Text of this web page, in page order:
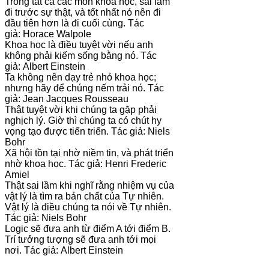
đi trước sự thật, và tốt nhất nó nên đi
đầu tiên hơn là đi cuối cùng. Tác
giả: Horace Walpole
Khoa học là điều tuyệt vời nếu anh
không phải kiếm sống bằng nó. Tác
giả: Albert Einstein
Ta không nên dạy trẻ nhỏ khoa học;
nhưng hãy để chúng nếm trải nó. Tác
giả: Jean Jacques Rousseau
Thật tuyệt vời khi chúng ta gặp phải
nghịch lý. Giờ thì chúng ta có chút hy
vọng tạo được tiến triển. Tác giả: Niels
Bohr
Xã hội tồn tại nhờ niềm tin, và phát triển
nhờ khoa học. Tác giả: Henri Frederic
Amiel
Thật sai lầm khi nghĩ rằng nhiệm vụ của
vật lý là tìm ra bản chất của Tự nhiên.
Vật lý là điều chúng ta nói về Tự nhiên.
Tác giả: Niels Bohr
Logic sẽ đưa anh từ điểm A tới điểm B.
Trí tưởng tượng sẽ đưa anh tới mọi
nơi. Tác giả: Albert Einstein